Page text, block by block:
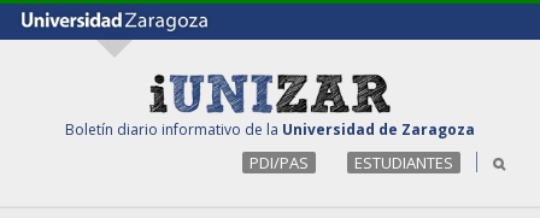
Boletín diario informativo de la Universidad de Zaragoza
PDI/PAS ESTUDIANTES